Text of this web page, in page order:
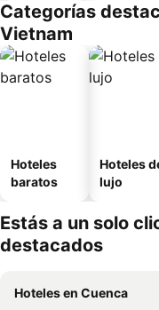
Categorías
Vietnam
Hoteles
baratos
Hoteles
lujo
Estás a un solo
destacados
Hoteles en Cuenca